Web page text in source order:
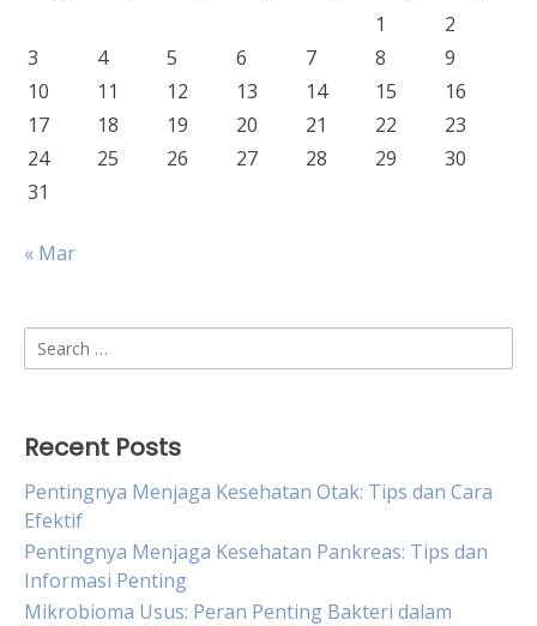
1
2
3
4 5 6 7 8
9
10
11 12 13 14 15
16
17
18 19 20 21 22
23
24
25 26 27 28 29
30
31
« Mar
Search
for:
Recent Posts
Pentingnya Menjaga Kesehatan Otak: Tips dan Cara
Efektif
Pentingnya Menjaga Kesehatan Pankreas: Tips dan
Informasi Penting
Mikrobioma Usus: Peran Penting Bakteri dalam